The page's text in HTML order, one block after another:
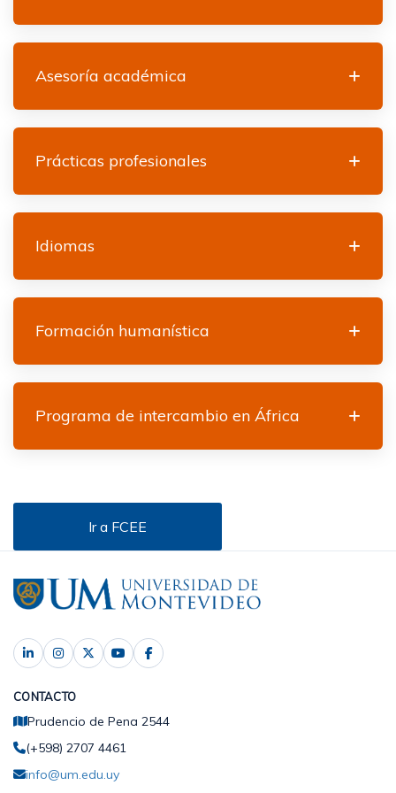
Asesoría académica
Prácticas profesionales
Idiomas
Formación humanística
Programa de intercambio en África
Ir a FCEE
CONTACTO
Prudencio de Pena 2544
(+598) 2707 4461
info@um.edu.uy